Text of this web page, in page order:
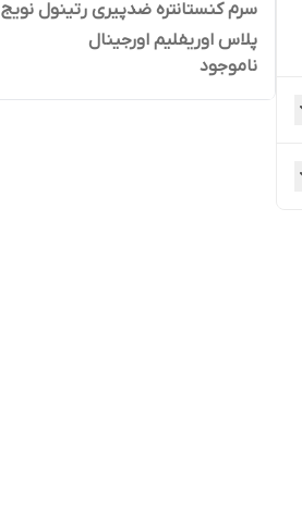
سرم کنستانتره ضدپیری رتینول نویج
پلاس اوریفلیم اورجینال
ناموجود